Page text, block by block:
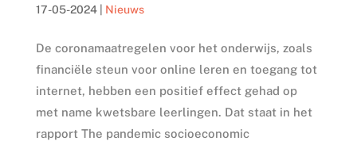
17-05-2024| Nieuws
De coronamaatregelen voor het onderwijs, zoals
financiële steun voor online leren en toegang tot
internet, hebben een positief effect gehad op
met name kwetsbare leerlingen. Dat staat in het
rapport The pandemic socioeconomic